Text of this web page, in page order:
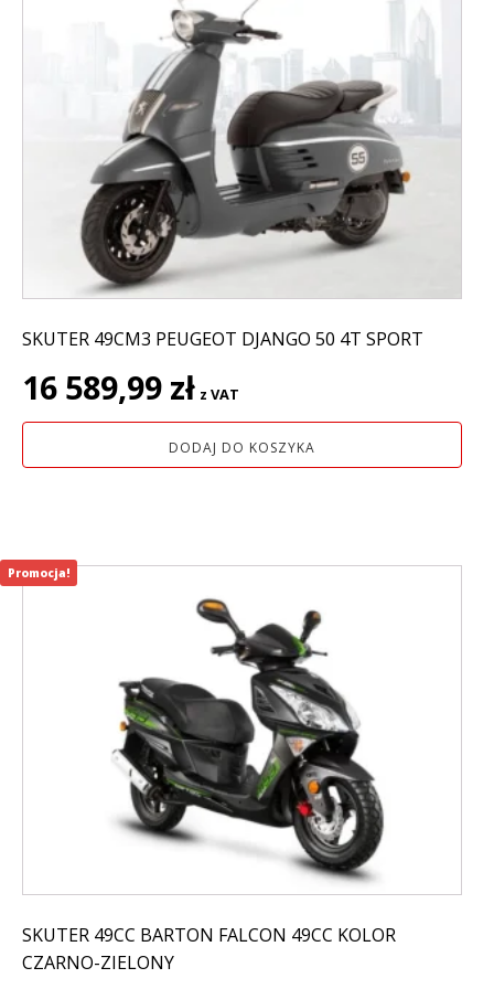
SKUTER 49CM3 PEUGEOT DJANGO 50 4T SPORT
16 589,99 zł z VAT
DODAJ DO KOSZYKA
SKUTER 49CC BARTON FALCON 49CC KOLOR
CZARNO-ZIELONY
Promocja!